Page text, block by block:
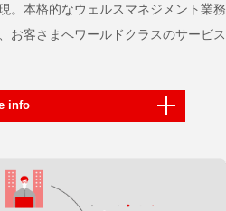
。本格的なウェルスマネジメント業務
お客さまへワールドクラスのサービス
More info